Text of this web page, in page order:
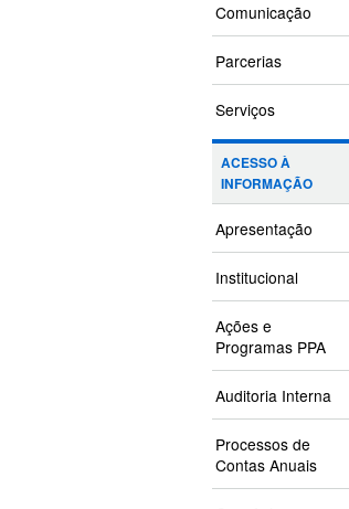
Comunicação
Parcerias
Serviços
ACESSO À
INFORMAÇÃO
Apresentação
Institucional
Ações e
Programas PPA
Auditoria Interna
Processos de
Contas Anuais